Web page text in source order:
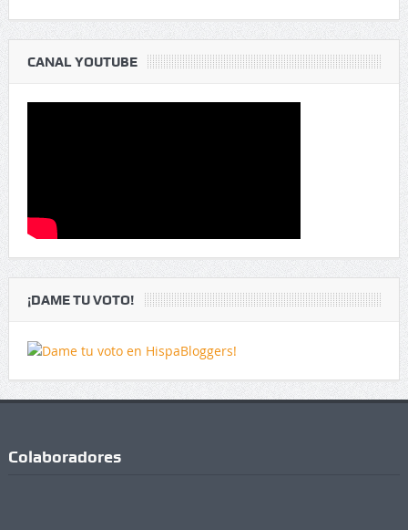
CANAL YOUTUBE
¡DAME TU VOTO!
Colaboradores